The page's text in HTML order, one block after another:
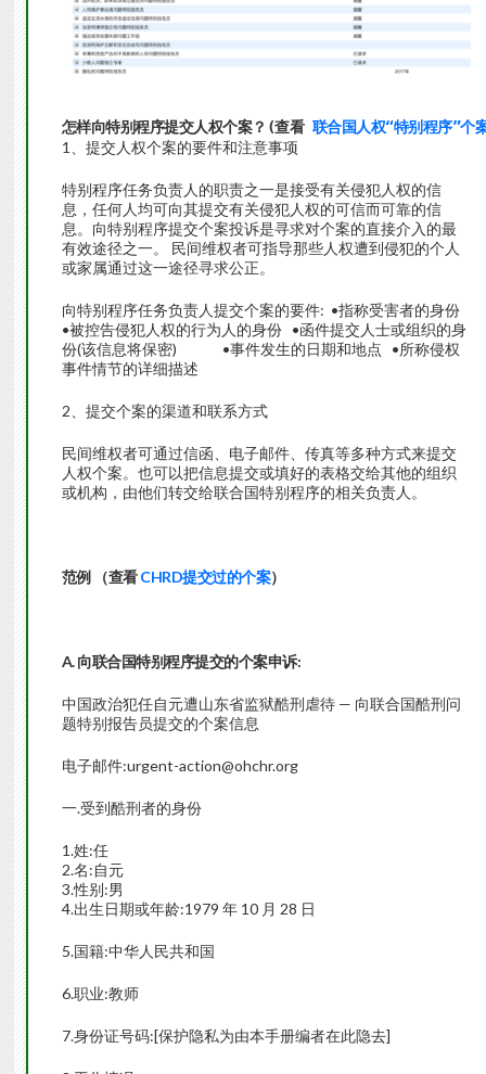
怎样向特别程序提交人权个案？(查看 联合国人权“特别程序”个
1、提交人权个案的要件和注意事项
特别程序任务负责人的职责之一是接受有关侵犯人权的信
息，任何人均可向其提交有关侵犯人权的可信而可靠的信
息。向特别程序提交个案投诉是寻求对个案的直接介入的最
有效途径之一。 民间维权者可指导那些人权遭到侵犯的个人
或家属通过这一途径寻求公正。
向特别程序任务负责人提交个案的要件: •指称受害者的身份
•被控告侵犯人权的行为人的身份 •函件提交人士或组织的身
份(该信息将保密) •事件发生的日期和地点 •所称侵权
事件情节的详细描述
2、提交个案的渠道和联系方式
民间维权者可通过信函、电子邮件、传真等多种方式来提交
人权个案。也可以把信息提交或填好的表格交给其他的组织
或机构，由他们转交给联合国特别程序的相关负责人。
范例 （查看CHRD提交过的个案）
A. 向联合国特别程序提交的个案申诉:
中国政治犯任自元遭山东省监狱酷刑虐待 — 向联合国酷刑问
题特别报告员提交的个案信息
电子邮件:urgent-action@ohchr.org
一.受到酷刑者的身份
1.姓:任
2.名:自元
3.性别:男
4.出生日期或年龄:1979 年 10 月 28 日
5.国籍:中华人民共和国
6.职业:教师
7.身份证号码:[保护隐私为由本手册编者在此隐去]